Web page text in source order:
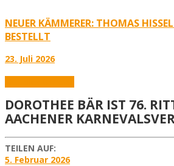
NEUER KÄMMERER: THOMAS
BESTELLT
23. Juli 2026
DOROTHEE BÄR IST 76.
AACHENER
TEILEN AUF:
5. Februar 2026